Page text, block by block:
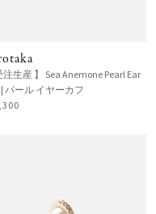
注生産 】 Sea Anemone Pearl Ear
| パール イヤーカフ